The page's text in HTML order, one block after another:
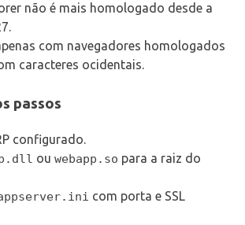
não é mais homologado desde a
com navegadores homologados
caracteres ocidentais.
passos
configurado.
ou webapp.so para a raiz do
com porta e SSL